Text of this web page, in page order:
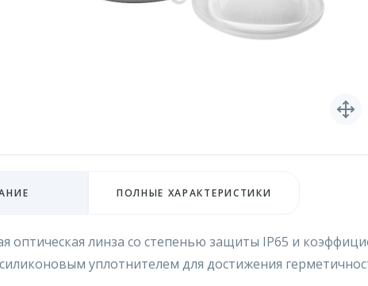
ПОЛНЫЕ ХАРАКТЕРИСТИКИ
оптическая линза со степенью защиты IP65 и
уплотнителем для достижения